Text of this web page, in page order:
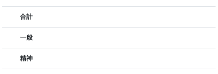
合計
一般
精神